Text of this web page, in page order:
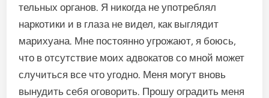
тельных органов. Я никогда не употреблял
наркотики и в глаза не видел, как выглядит
мариху­ана. Мне постоянно угрожают, я боюсь,
что в отсутствие моих ад­вокатов со мной может
случиться все что угодно. Меня могут вновь
вынудить себя оговорить. Про­шу оградить меня